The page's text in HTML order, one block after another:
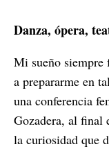
Danza, ópera,
Mi sueño siempre
a prepararme en
una conferencia
Gozadera, al final
la curiosidad que